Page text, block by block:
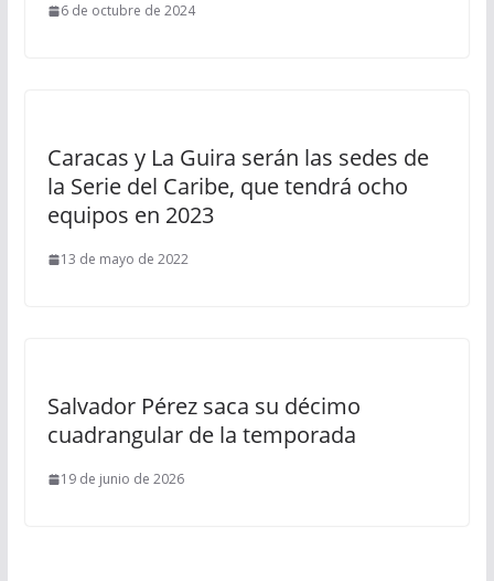
6 de octubre de 2024
Caracas y La Guira serán las sedes de
la Serie del Caribe, que tendrá ocho
equipos en 2023
13 de mayo de 2022
Salvador Pérez saca su décimo
cuadrangular de la temporada
19 de junio de 2026